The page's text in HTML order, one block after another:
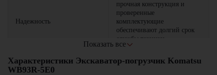
Надежность
прочная конструкция и
проверенные
комплектующие
обеспечивают долгий срок
службы техники
Производительность
мощный двигатель и
эффективная гидравлика
Показать все
Характеристики Экскаватор-погрузчик Komatsu
WB93R-5E0